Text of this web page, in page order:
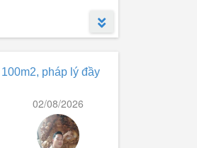
pháp lý đầy
02/08/2026